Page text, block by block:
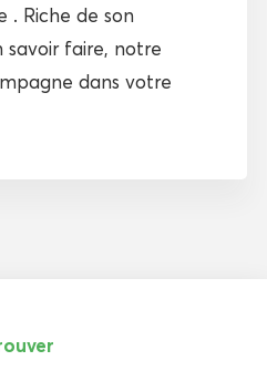
. Riche de son
savoir faire, notre
dans votre